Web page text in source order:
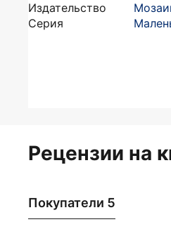
Издательство
Серия
Рецензии на
Покупатели 5